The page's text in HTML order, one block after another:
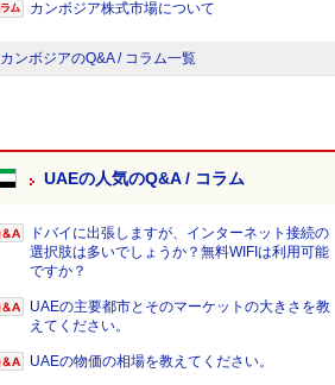
カンボジア株式市場について
カンボジアのQ&A / コラム一覧
UAEの人気のQ&A / コラム
ドバイに出張しますが、インターネット接続の
選択肢は多いでしょうか？無料WIFIは利用可能
ですか？
UAEの主要都市とそのマーケットの大きさを教
えてください。
UAEの物価の相場を教えてください。